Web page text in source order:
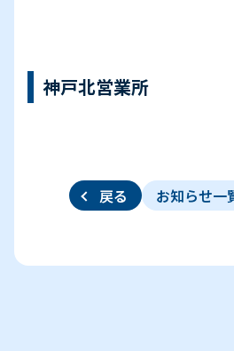
神戸北営業所
戻る お知らせ一